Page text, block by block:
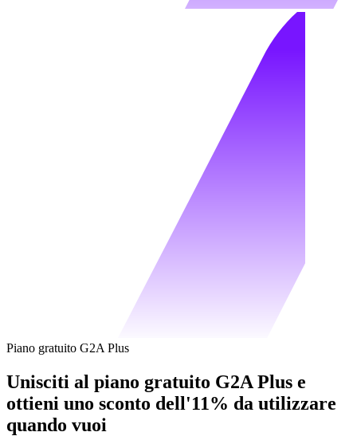
Piano gratuito G2A Plus
Unisciti al piano gratuito G2A Plus e
ottieni uno sconto dell'11% da utilizzare
quando vuoi